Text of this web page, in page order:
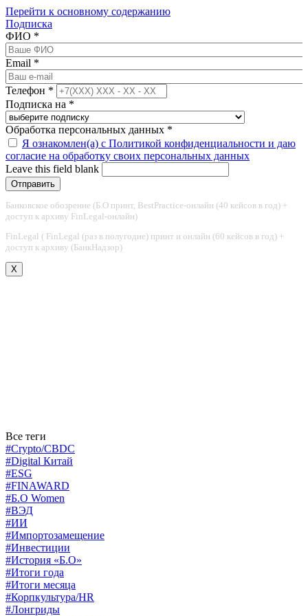
Перейти к основному содержанию
Подписка
ФИО *
Email *
Телефон *
Подписка на *
Обработка персональных данных *
Я ознакомлен(а) с Политикой конфиденциальности и даю
согласие на обработку своих персональных данных
Leave this field blank
Банковское обозрение (Б.О принт, BestPractice-онлайн (40 кейсов в год) +
доступ к архиву FinLegal-онлайн)
FinLegal ( FinLegal (раз в полугодие) принт и онлайн (60 кейсов в год) +
доступ к архиву (БанкНадзор)
X
Все теги
#Crypto/CBDC
#Digital Китай
#ESG
#FINAWARD
#Б.О Women
#ВЭД
#ИИ
#Импортозамещение
#Инвестиции
#История «Б.О»
#Итоги года
#Итоги месяца
#Корпкультура/HR
#Лонгриды